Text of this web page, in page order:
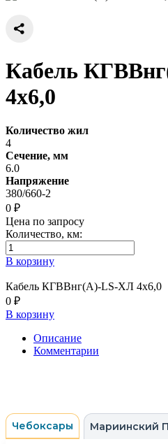
Кабель
4х6,0
Количество жил
4
Сечение, мм
6.0
Напряжение
380/660-2
0 ₽
Цена по запросу
Количество, км:
В корзину
Кабель КГВВнг(А)-LS-ХЛ 4х6,0
0 ₽
В корзину
Описание
Комментарии
Чебоксары Мариинский